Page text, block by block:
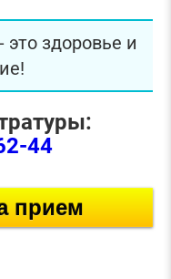
здоровье и
44
прием